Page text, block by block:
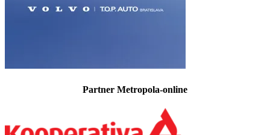
Partner Metropola-online